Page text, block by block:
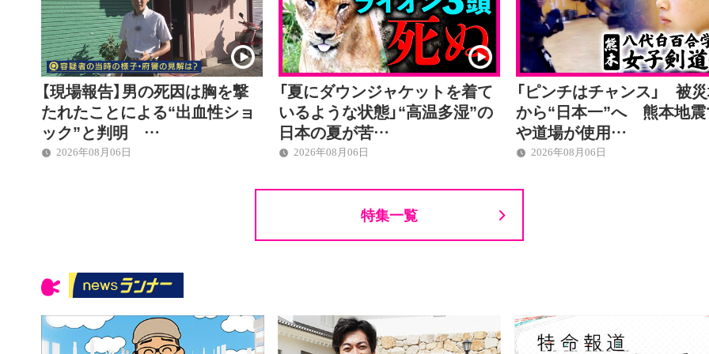
【現場報告】男の死因は胸を撃
たれたことによる“出血性ショ
ック”と判明 …
2026年08月06日
「夏にダウンジャケットを着て
いるような状態」“高温多湿”の
日本の夏が苦…
2026年08月06日
「ピンチはチャンス」 被
から“日本一”へ 熊本地
や道場が使用…
2026年08月06日
特集一覧